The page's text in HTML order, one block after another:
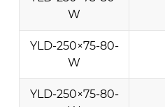
W
YLD-250×75-80-
W
YLD-250×75-80-